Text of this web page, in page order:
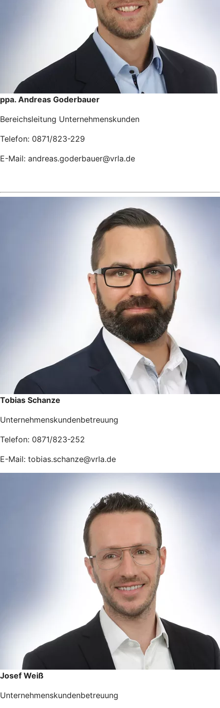
ppa. Andreas Goderbauer
Bereichsleitung Unternehmenskunden
Telefon: 0871/823-229
E-Mail: andreas.goderbauer@vrla.de
Tobias Schanze
Unternehmenskundenbetreuung
Telefon: 0871/823-252
E-Mail: tobias.schanze@vrla.de
Josef Weiß
Unternehmenskundenbetreuung